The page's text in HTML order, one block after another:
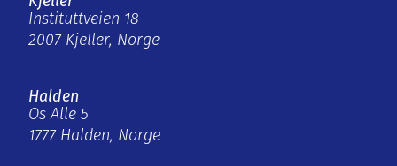
Instituttveien 18
2007 Kjeller, Norge
Halden
Os Alle 5
1777 Halden, Norge